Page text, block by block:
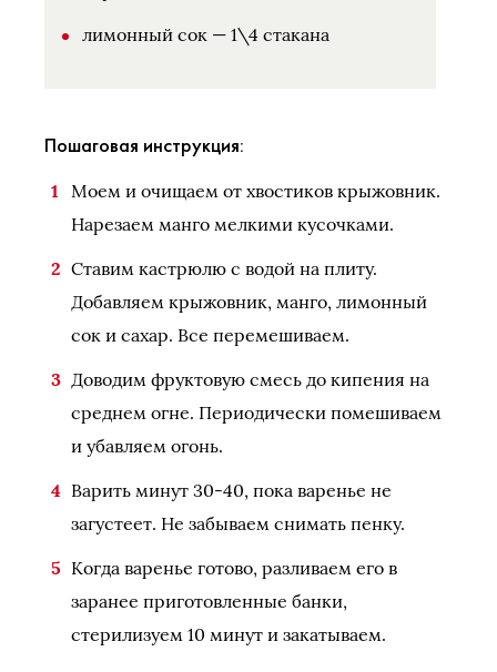
лимонный сок — 1\4 стакана
Пошаговая инструкция:
Моем и очищаем от хвостиков крыжовник.
Нарезаем манго мелкими кусочками.
Ставим кастрюлю с водой на плиту.
Добавляем крыжовник, манго, лимонный
сок и сахар. Все перемешиваем.
Доводим фруктовую смесь до кипения на
среднем огне. Периодически помешиваем
и убавляем огонь.
Варить минут 30-40, пока варенье не
загустеет. Не забываем снимать пенку.
Когда варенье готово, разливаем его в
заранее приготовленные банки,
стерилизуем 10 минут и закатываем.